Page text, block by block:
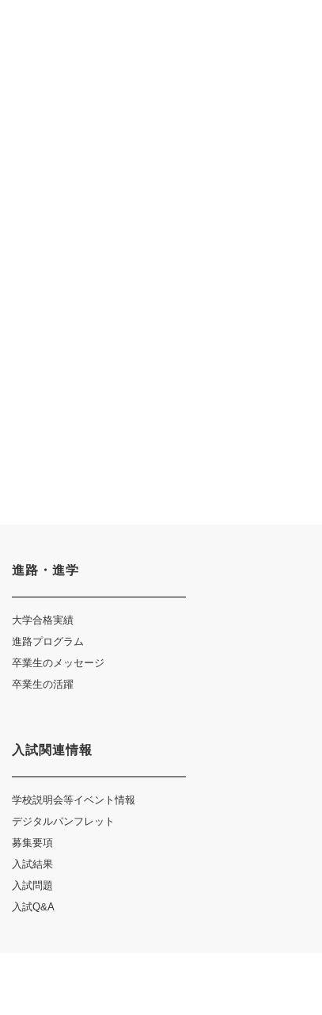
進路・進学
大学合格実績
進路プログラム
卒業生のメッセージ
卒業生の活躍
入試関連情報
学校説明会等イベント情報
デジタルパンフレット
募集要項
入試結果
入試問題
入試Q&A